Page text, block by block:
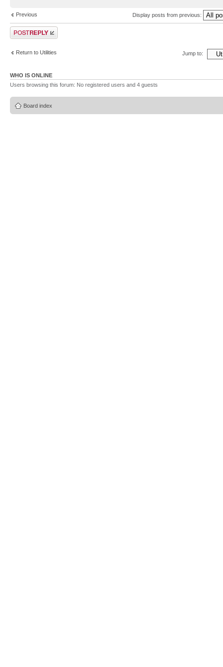
Previous Display posts from previous:
Post a reply
Return to Utilities Jump to:
WHO IS ONLINE
Users browsing this forum: No registered users and 4 guests
Board index